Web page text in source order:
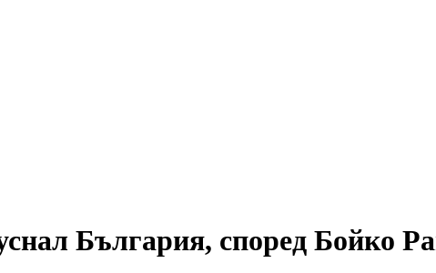
България, според Бойко